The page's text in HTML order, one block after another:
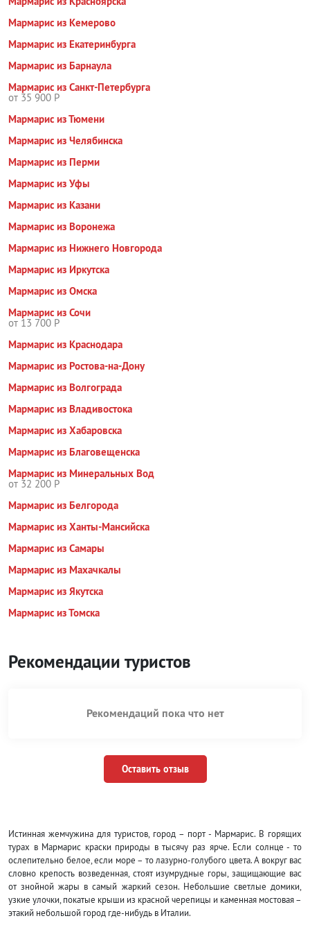
Мармарис из Кемерово
Мармарис из Екатеринбурга
Мармарис из Барнаула
Мармарис из Санкт-Петербурга
от 35 900 Р
Мармарис из Тюмени
Мармарис из Челябинска
Мармарис из Перми
Мармарис из Уфы
Мармарис из Казани
Мармарис из Воронежа
Мармарис из Нижнего Новгорода
Мармарис из Иркутска
Мармарис из Омска
Мармарис из Сочи
от 13 700 Р
Мармарис из Краснодара
Мармарис из Ростова-на-Дону
Мармарис из Волгограда
Мармарис из Владивостока
Мармарис из Хабаровска
Мармарис из Благовещенска
Мармарис из Минеральных Вод
от 32 200 Р
Мармарис из Белгорода
Мармарис из Ханты-Мансийска
Мармарис из Самары
Мармарис из Махачкалы
Мармарис из Якутска
Мармарис из Томска
Рекомендации туристов
Рекомендаций пока что нет
Оставить отзыв
Истинная жемчужина для туристов, город – порт - Мармарис. В горящих
турах в Мармарис краски природы в тысячу раз ярче. Если солнце - то
ослепительно белое, если море – то лазурно-голубого цвета. А вокруг вас
словно крепость возведенная, стоят изумрудные горы, защищающие вас
от знойной жары в самый жаркий сезон. Небольшие светлые домики,
узкие улочки, покатые крыши из красной черепицы и каменная мостовая –
этакий небольшой город где-нибудь в Италии.